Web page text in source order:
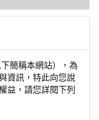
簡稱本網站），為
資訊，特此向您說
益，請您詳閱下列